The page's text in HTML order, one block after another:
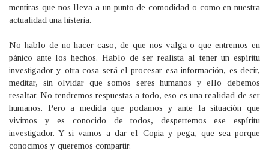
mentiras que nos lleva a un punto de comodidad o como en nuestra
actualidad una histeria.
No hablo de no hacer caso, de que nos valga o que entremos en
pánico ante los hechos. Hablo de ser realista al tener un espíritu
investigador y otra cosa será el procesar esa información, es decir,
meditar, sin olvidar que somos seres humanos y ello debemos
resaltar. No tendremos respuestas a todo, eso es una realidad de ser
humanos. Pero a medida que podamos y ante la situación que
vivimos y es conocido de todos, despertemos ese espíritu
investigador. Y si vamos a dar el Copia y pega, que sea porque
conocimos y queremos compartir.